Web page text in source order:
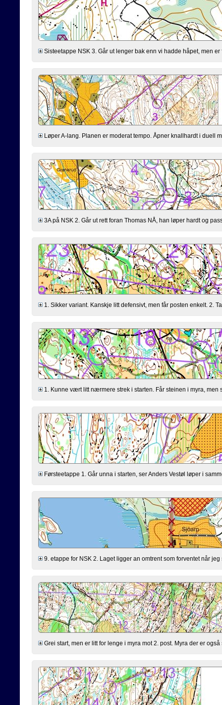
Sisteetappe NSK 3. Går ut lenger bak enn vi hadde håpet, men
Løper A-lang. Planen er moderat tempo. Åpner knallhardt i duell
3A på NSK 2. Går ut rett foran Thomas NÅ, han løper hardt og
1. Sikker variant. Kanskje litt defensivt, men får posten enkelt. 2.
1. Kunne vært litt nærmere strek i starten. Får steinen i myra,
Førsteetappe 1. Går unna i starten, ser Anders Vestøl løper i
9. etappe for NSK 2. Laget ligger an omtrent som forventet når
Grei start, men er litt for lenge i myra mot 2. post. Myra der er